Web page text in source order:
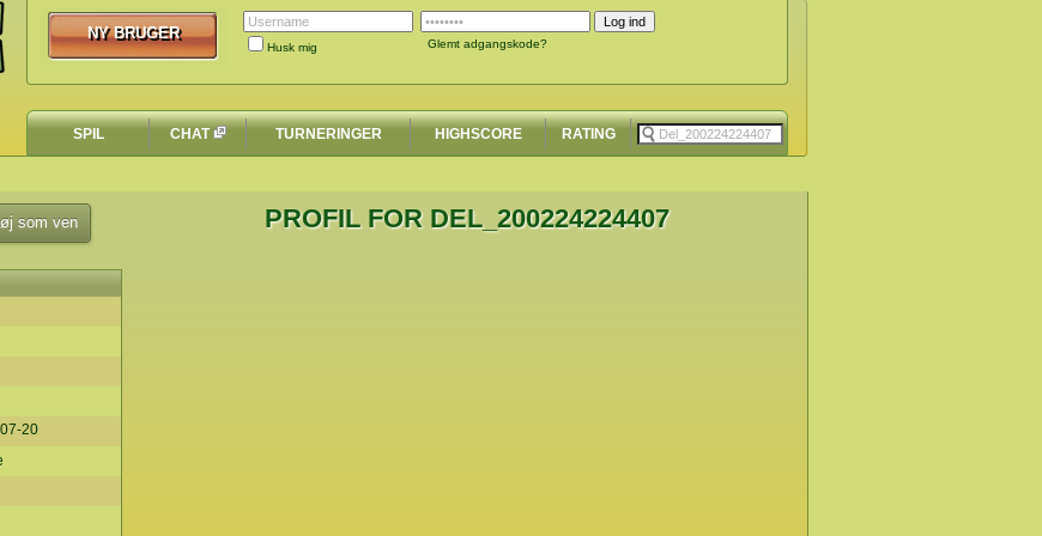
Husk mig Glemt adgangskode?
NY BRUGER
NY BRUGER
SPIL CHAT TURNERINGER HIGHSCORE RATING
som ven
20
PROFIL FOR DEL_200224224407